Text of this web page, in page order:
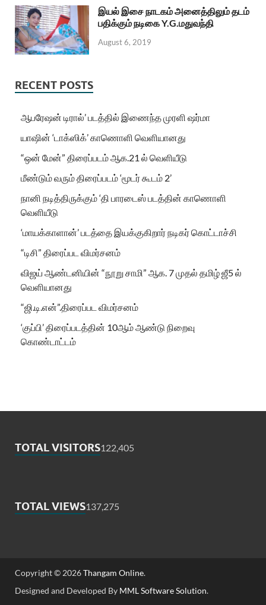
இயல் இசை நாடகம் அனைத்திலும் தடம்
பதிக்கும் நடிகை Y.G.மதுவந்தி
August 6, 2019
RECENT POSTS
ஆபரேஷன் டிரால்’ படத்தில் இணைந்த முரளி ஷர்மா
யாஷின் ‘டாக்ஸிக்’ காணொளி வெளியானது
“ஒன் மேன்” திரைப்படம் ஆக.21 ல் வெளியீடு
மீண்டும் வரும் திரைப்படம் ‘மூடர் கூடம் 2’
நானி நடித்திருக்கும் ‘தி பாரடைஸ் படத்தின் காணொளி
வெளியீடு
‘மாயக்காளான்’ படத்தை இயக்குகிறார் நடிகர் கொட்டாச்சி
“டிசி” திரைப்பட விமர்சனம்
விஜய் ஆண்டனியின் “நூறு சாமி” ஆக. 7 முதல் தமிழ் ஜீ5 ல்
வெளியானது
“ஜி.டி.என்”.திரைப்பட விமர்சனம்
‘குப்பி’ திரைப்படத்தின் 10ஆம் ஆண்டு நிறைவு
கொண்டாட்டம்
TOTAL VISITORS122,405
TOTAL VIEWS137,275
Copyright © 2026Thangam Online.
Designed and Developed By MML Software Solution.